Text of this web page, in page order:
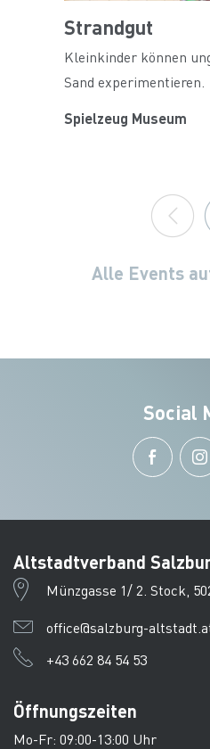
Strandgut
Kleinkinder können
Sand experimentieren.
Spielzeug Museum
Alle Events
Social
Altstadtverband
Münzgasse 1/ 2. Stock,
office@salzburg-
+43 662 84 54 53
Öffnungszeiten
Mo-Fr: 09:00-13:00 Uhr